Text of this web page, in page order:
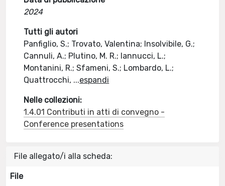
2024
Tutti gli autori
Panfiglio, S.; Trovato, Valentina; Insolvibile, G.;
Cannuli, A.; Plutino, M. R.; Iannucci, L.;
Montanini, R.; Sfameni, S.; Lombardo, L.;
Quattrocchi, ...espandi
Nelle collezioni:
1.4.01 Contributi in atti di convegno -
Conference presentations
File allegato/i alla scheda:
File